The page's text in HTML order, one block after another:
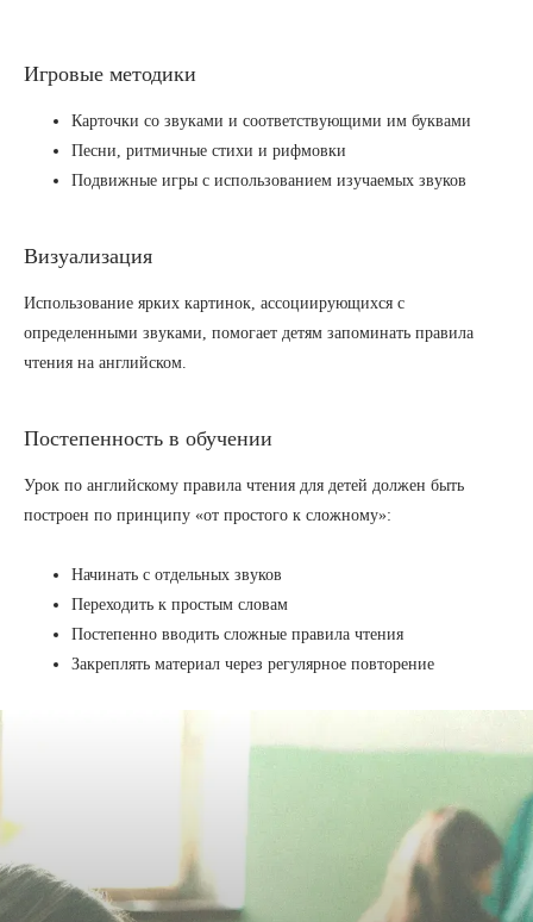
Игровые методики
Карточки со звуками и соответствующими им буквами
Песни, ритмичные стихи и рифмовки
Подвижные игры с использованием изучаемых звуков
Визуализация
Использование ярких картинок, ассоциирующихся с
определенными звуками, помогает детям запоминать правила
чтения на английском.
Постепенность в обучении
Урок по английскому правила чтения для детей должен быть
построен по принципу «от простого к сложному»:
Начинать с отдельных звуков
Переходить к простым словам
Постепенно вводить сложные правила чтения
Закреплять материал через регулярное повторение